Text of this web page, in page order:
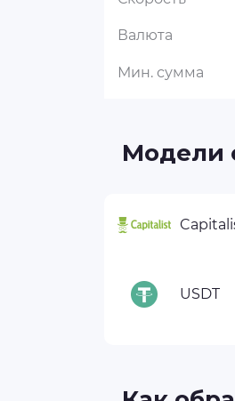
Валюта
Мин. сумма
Модели
USDT